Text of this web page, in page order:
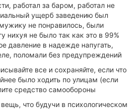
работал за баром, работал не
ущерб заведению был
не понравилось, были
нихуя не было так как это в 99%
давление в надежде напугать,
поломали без предупреждений
все и сохраняйте, если что
было ходить по улицам (если
средство самообороны
что будучи в психологическом